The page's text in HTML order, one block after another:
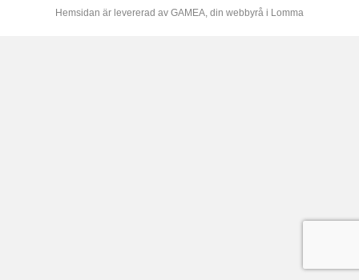
Hemsidan är levererad av GAMEA, din webbyrå i Lomma